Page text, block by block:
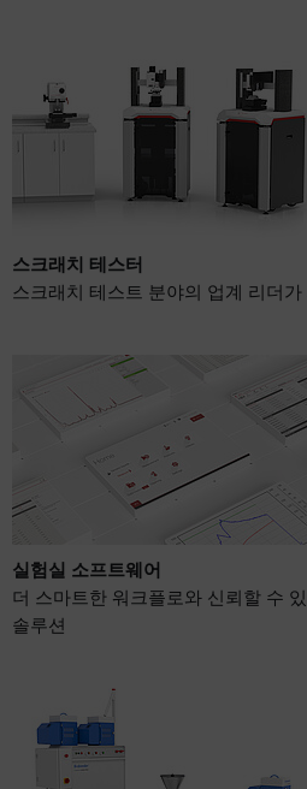
스크래치 테스터
스크래치 테스트 분야의 업계 리더
실험실 소프트웨어
더 스마트한 워크플로와 신뢰할 수
솔루션